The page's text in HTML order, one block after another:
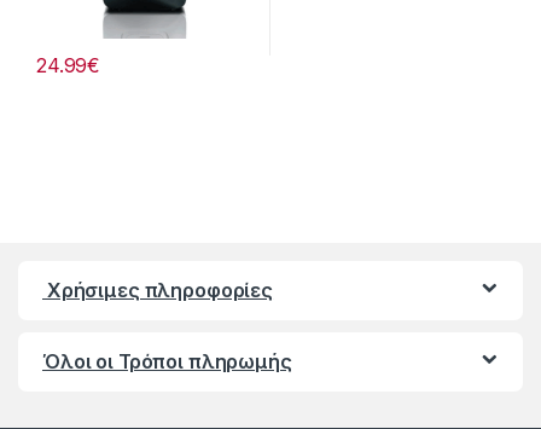
24.99€
Χρήσιμες πληροφορίες
Όλοι οι Τρόποι πληρωμής